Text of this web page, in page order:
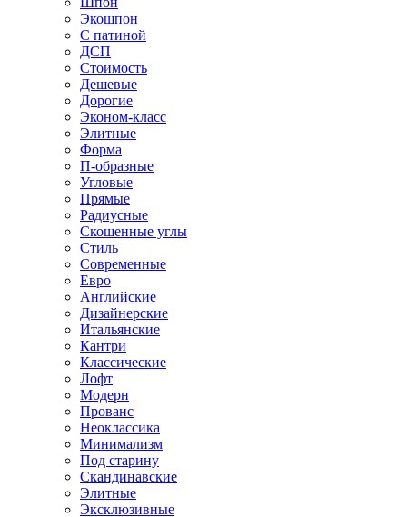
Экошпон
С патиной
ДСП
Стоимость
Дешевые
Дорогие
Эконом-класс
Элитные
Форма
П-образные
Угловые
Прямые
Радиусные
Скошенные углы
Стиль
Современные
Евро
Английские
Дизайнерские
Итальянские
Кантри
Классические
Лофт
Модерн
Прованс
Неоклассика
Минимализм
Под старину
Скандинавские
Элитные
Эксклюзивные